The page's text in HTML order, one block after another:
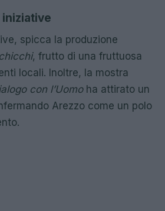
spicca la produzione
, frutto di una fruttuosa
locali. Inoltre, la mostra
con l’Uomoha attirato un
Arezzo come un polo